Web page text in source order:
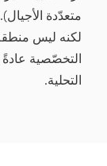
متعدّدة
لكنه ليس منطقة
التخصّصية
التحلية.